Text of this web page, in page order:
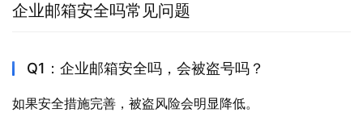
企业邮箱安全吗常见问题
Q1：企业邮箱安全吗，会被盗号吗？
如果安全措施完善，被盗风险会明显降低。